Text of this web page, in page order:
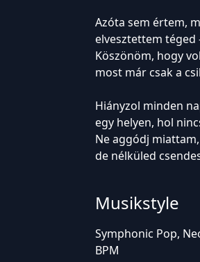
Azóta sem értem,
elvesztettem téged
Köszönöm, hogy
most már csak a
Hiányzol minden
egy helyen, hol
Ne aggódj
de nélküled
Musikstyle
Symphonic Pop,
BPM